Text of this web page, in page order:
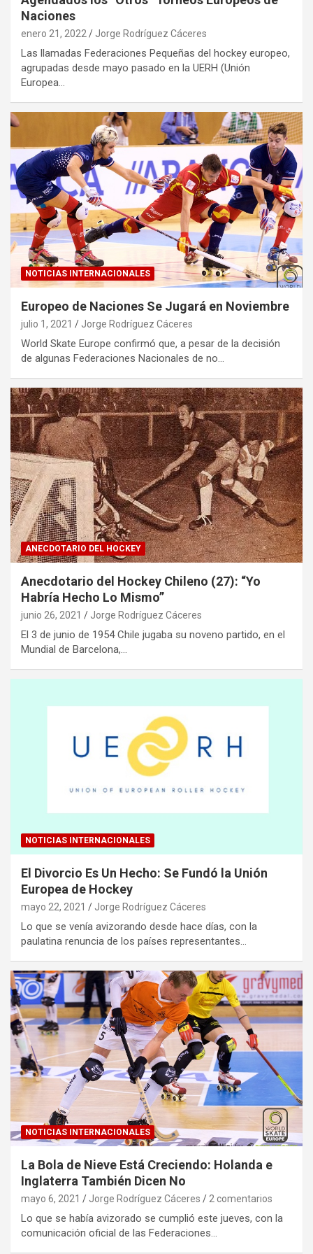
Naciones
enero 21, 2022 Jorge Rodríguez Cáceres
Las llamadas Federaciones Pequeñas del hockey europeo,
agrupadas desde mayo pasado en la UERH (Unión
Europea…
NOTICIAS INTERNACIONALES
Europeo de Naciones Se Jugará en Noviembre
julio 1, 2021 Jorge Rodríguez Cáceres
World Skate Europe confirmó que, a pesar de la decisión
de algunas Federaciones Nacionales de no…
ANECDOTARIO DEL HOCKEY
Anecdotario del Hockey Chileno (27): “Yo
Habría Hecho Lo Mismo”
junio 26, 2021 Jorge Rodríguez Cáceres
El 3 de junio de 1954 Chile jugaba su noveno partido, en el
Mundial de Barcelona,…
NOTICIAS INTERNACIONALES
El Divorcio Es Un Hecho: Se Fundó la Unión
Europea de Hockey
mayo 22, 2021 Jorge Rodríguez Cáceres
Lo que se venía avizorando desde hace días, con la
paulatina renuncia de los países representantes…
NOTICIAS INTERNACIONALES
La Bola de Nieve Está Creciendo: Holanda e
Inglaterra También Dicen No
mayo 6, 2021 Jorge Rodríguez Cáceres 2 comentarios
Lo que se había avizorado se cumplió este jueves, con la
comunicación oficial de las Federaciones…